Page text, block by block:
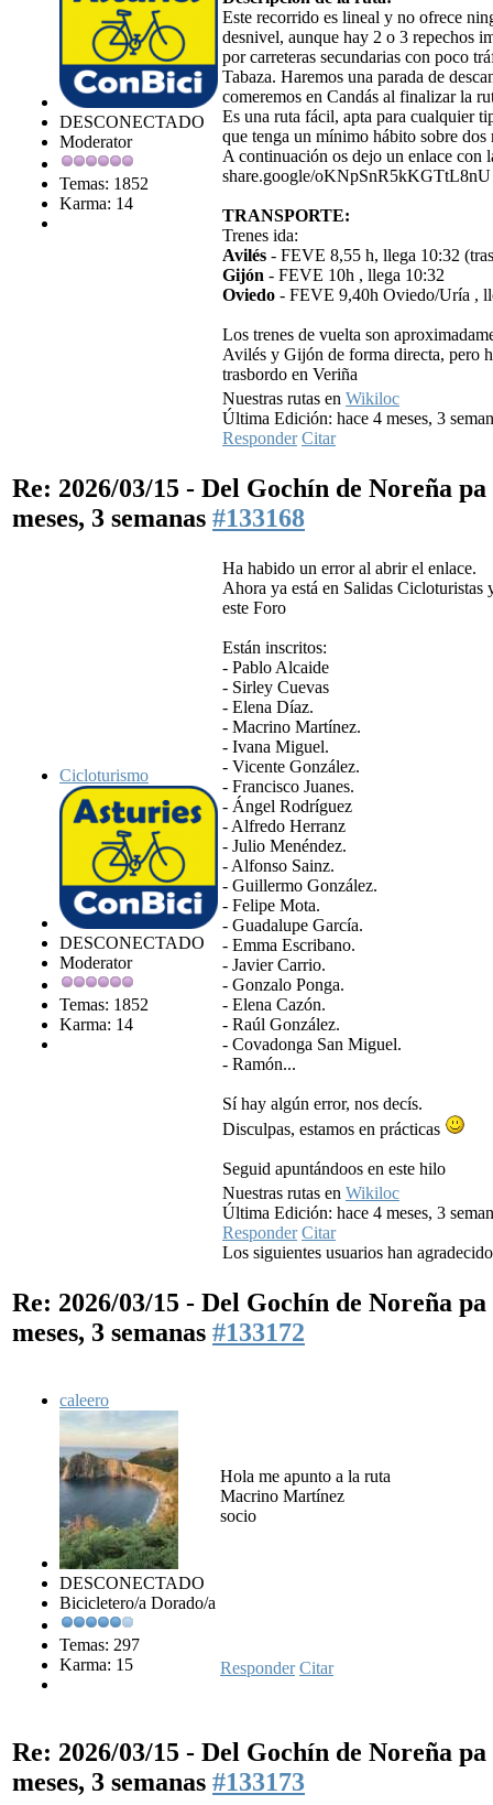
DESCONECTADO
Moderator
Temas: 1852
Karma: 14
Este recorrido es lineal y no ofrece
desnivel, aunque hay 2 o 3 repechos
por carreteras secundarias con poco
Tabaza. Haremos una parada de
comeremos en Candás al finalizar la
Es una ruta fácil, apta para cualquier
que tenga un mínimo hábito sobre dos
A continuación os dejo un enlace con
share.google/oKNpSnR5kKGTtL8nU
TRANSPORTE:
Trenes ida:
Avilés - FEVE 8,55 h, llega 10:32
Gijón - FEVE 10h , llega 10:32
Oviedo - FEVE 9,40h Oviedo/Uría ,
Los trenes de vuelta son
Avilés y Gijón de forma directa, pero
trasbordo en Veriña
Nuestras rutas en Wikiloc
Última Edición: hace 4 meses, 3
Responder Citar
Re: 2026/03/15 - Del Gochín de Noreña
meses, 3 semanas #133168
Cicloturismo
DESCONECTADO
Moderator
Temas: 1852
Karma: 14
Ha habido un error al abrir el enlace.
Ahora ya está en Salidas Cicloturistas
este Foro
Están inscritos:
- Pablo Alcaide
- Sirley Cuevas
- Elena Díaz.
- Macrino Martínez.
- Ivana Miguel.
- Vicente González.
- Francisco Juanes.
- Ángel Rodríguez
- Alfredo Herranz
- Julio Menéndez.
- Alfonso Sainz.
- Guillermo González.
- Felipe Mota.
- Guadalupe García.
- Emma Escribano.
- Javier Carrio.
- Gonzalo Ponga.
- Elena Cazón.
- Raúl González.
- Covadonga San Miguel.
- Ramón...
Sí hay algún error, nos decís.
Disculpas, estamos en prácticas
Seguid apuntándoos en este hilo
Nuestras rutas en Wikiloc
Última Edición: hace 4 meses, 3
Responder Citar
Los siguientes usuarios han
Re: 2026/03/15 - Del Gochín de Noreña
meses, 3 semanas #133172
caleero
DESCONECTADO
Bicicletero/a Dorado/a
Temas: 297
Karma: 15
Hola me apunto a la ruta
Macrino Martínez
socio
Responder Citar
Re: 2026/03/15 - Del Gochín de Noreña
meses, 3 semanas #133173